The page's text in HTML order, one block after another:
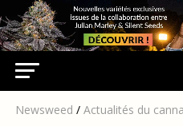
Newsweed / Actualités du